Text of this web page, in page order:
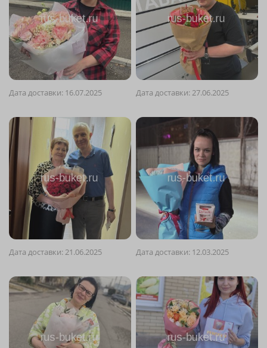
Дата доставки: 16.07.2025 Дата доставки: 27.06.2025
Дата доставки: 21.06.2025 Дата доставки: 12.03.2025